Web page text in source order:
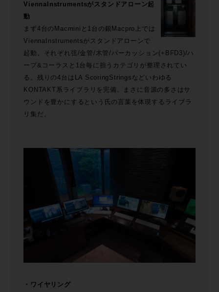
ViennaInstrumentsがスタンドアローン起
動
まず4台のMacminiと1台の銀Macpro上では
ViennaInstrumentsがスタンドアローンで
起動。それぞれ弦/金管/木管/パーカッション(+BFD3)/ハ
ープ&コーラスと1台毎に担うカテゴリが整理されてい
る。残りの4台はLA ScoringStringsなどいわゆる
KONTAKT系ライブラリを完備。まさに音源の多さはサ
ウンドを豊かにするという氏の言葉を体現するライブラ
リ集だ。
・ワイヤリング